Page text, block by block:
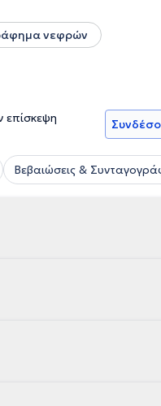
νεφρών
επίσκεψη
Βεβαιώσεις &